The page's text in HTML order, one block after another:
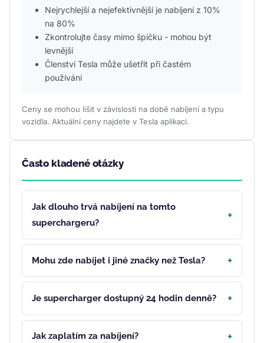
Nejrychlejší a nejefektivnější je nabíjení z 10%
na 80%
Zkontrolujte časy mimo špičku - mohou být
levnější
Členství Tesla může ušetřit při častém
používání
Ceny se mohou lišit v závislosti na době nabíjení a typu
vozidla. Aktuální ceny najdete v Tesla aplikaci.
Často kladené otázky
Jak dlouho trvá nabíjení na tomto
superchargeru?
Mohu zde nabíjet i jiné značky než Tesla?
Je supercharger dostupný 24 hodin denně?
Jak zaplatím za nabíjení?